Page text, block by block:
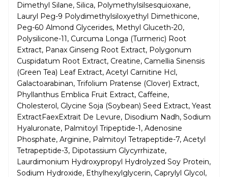
Dimethyl Silane, Silica, Polymethylsilsesquioxane,
Lauryl Peg-9 Polydimethylsiloxyethyl Dimethicone,
Peg-60 Almond Glycerides, Methyl Gluceth-20,
Polysilicone-11, Curcuma Longa (Turmeric) Root
Extract, Panax Ginseng Root Extract, Polygonum
Cuspidatum Root Extract, Creatine, Camellia Sinensis
(Green Tea) Leaf Extract, Acetyl Carnitine Hcl,
Galactoarabinan, Trifolium Pratense (Clover) Extract,
Phyllanthus Emblica Fruit Extract, Caffeine,
Cholesterol, Glycine Soja (Soybean) Seed Extract, Yeast
ExtractFaexExtrait De Levure, Disodium Nadh, Sodium
Hyaluronate, Palmitoyl Tripeptide-1, Adenosine
Phosphate, Arginine, Palmitoyl Tetrapeptide-7, Acetyl
Tetrapeptide-3, Dipotassium Glycyrrhizate,
Laurdimonium Hydroxypropyl Hydrolyzed Soy Protein,
Sodium Hydroxide, Ethylhexylglycerin, Caprylyl Glycol,